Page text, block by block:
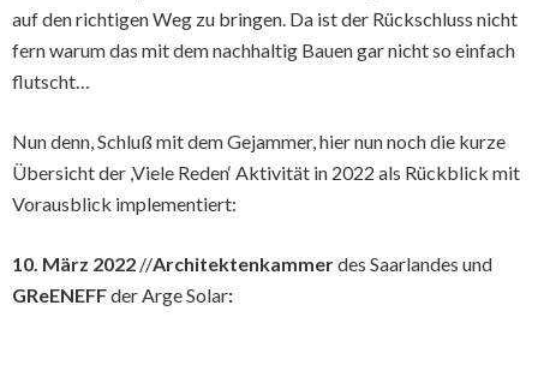
auf den richtigen Weg zu bringen. Da ist der Rückschluss nicht
fern warum das mit dem nachhaltig Bauen gar nicht so einfach
flutscht…
Nun denn, Schluß mit dem Gejammer, hier nun noch die kurze
Übersicht der ,Viele Reden‘ Aktivität in 2022 als Rückblick mit
Vorausblick implementiert:
10. März 2022 //Architektenkammerdes Saarlandes und
GReENEFFder Arge Solar: